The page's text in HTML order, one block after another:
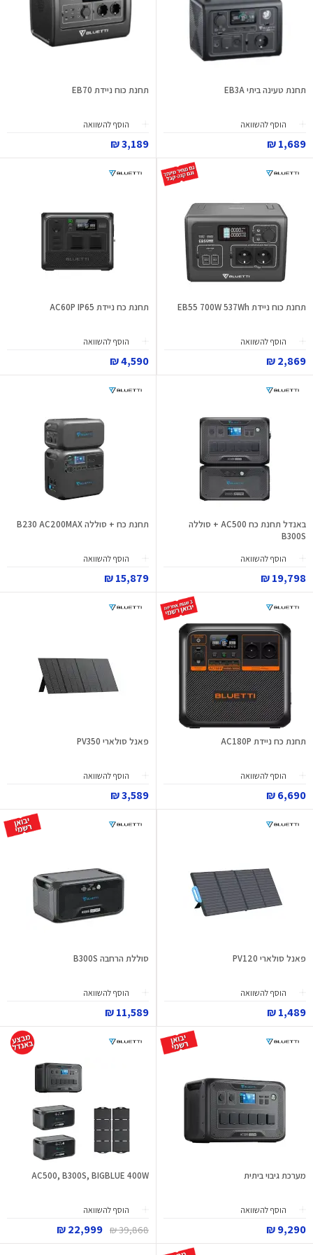
תחנת טעינה ביתי EB3A
הוסף להשוואה
1,689 ₪
תחנת כוח ניידת EB70
הוסף להשוואה
3,189 ₪
תחנת כוח ניידת EB55 700W 537Wh
הוסף להשוואה
2,869 ₪
תחנת כח ניידת AC60P IP65
הוסף להשוואה
4,590 ₪
באנדל תחנת כח AC500 + סוללה
B300S
הוסף להשוואה
19,798 ₪
תחנת כח + סוללה B230 AC200MAX
הוסף להשוואה
15,879 ₪
תחנת כח ניידת AC180P
הוסף להשוואה
6,690 ₪
פאנל סולארי PV350
הוסף להשוואה
3,589 ₪
פאנל סולארי PV120
הוסף להשוואה
1,489 ₪
סוללת הרחבה B300S
הוסף להשוואה
11,589 ₪
מערכת גיבוי ביתית
הוסף להשוואה
9,290 ₪
AC500, B300S, BIGBLUE 400W
הוסף להשוואה
39,868 ₪
22,999 ₪